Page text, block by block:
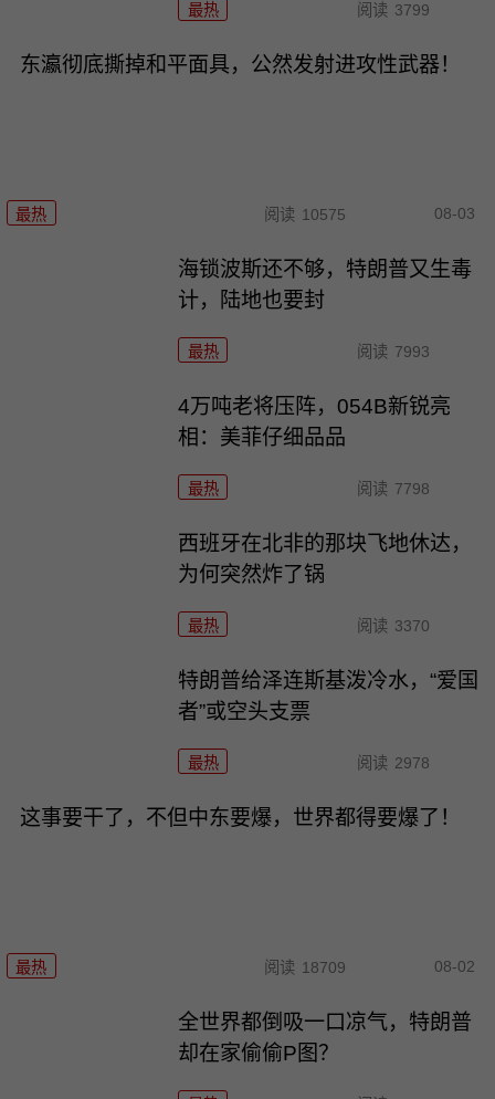
最热 阅读 3799
东瀛彻底撕掉和平面具，公然发射进攻性武器！
最热 阅读 10575 08-03
海锁波斯还不够，特朗普又生毒
计，陆地也要封
最热 阅读 7993
4万吨老将压阵，054B新锐亮
相：美菲仔细品品
最热 阅读 7798
西班牙在北非的那块飞地休达，
为何突然炸了锅
最热 阅读 3370
特朗普给泽连斯基泼冷水，“爱国
者”或空头支票
最热 阅读 2978
这事要干了，不但中东要爆，世界都得要爆了！
最热 阅读 18709 08-02
全世界都倒吸一口凉气，特朗普
却在家偷偷P图？